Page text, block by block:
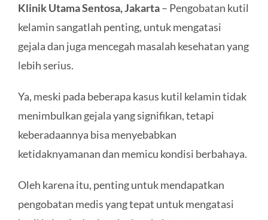
Klinik Utama Sentosa, Jakarta– Pengobatan kutil
kelamin sangatlah penting, untuk mengatasi
gejala dan juga mencegah masalah kesehatan yang
lebih serius.
Ya, meski pada beberapa kasus kutil kelamin tidak
menimbulkan gejala yang signifikan, tetapi
keberadaannya bisa menyebabkan
ketidaknyamanan dan memicu kondisi berbahaya.
Oleh karena itu, penting untuk mendapatkan
pengobatan medis yang tepat untuk mengatasi